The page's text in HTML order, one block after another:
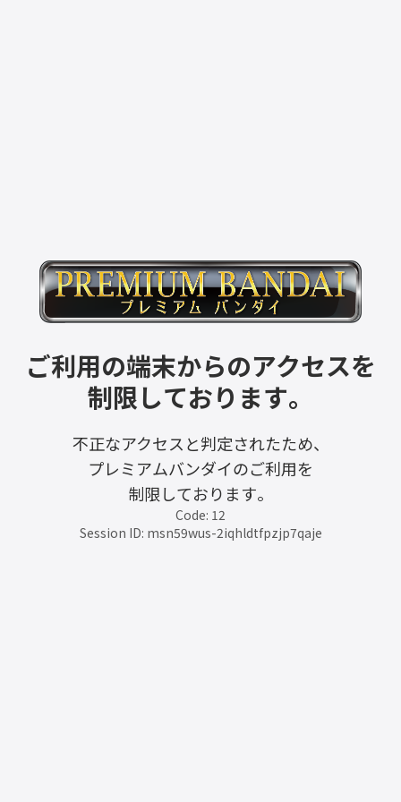
ご利用の端末からのアクセスを
制限しております。
不正なアクセスと判定されたため、
プレミアムバンダイのご利用を
制限しております。
Code: 12
Session ID: msn59wus-2iqhldtfpzjp7qaje